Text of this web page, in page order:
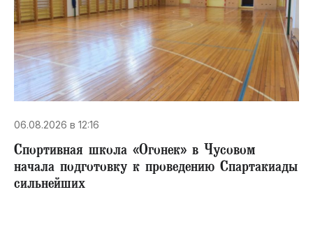
06.08.2026 в 12:16
Спортивная школа «Огонек» в Чусовом
начала подготовку к проведению Спартакиады
сильнейших